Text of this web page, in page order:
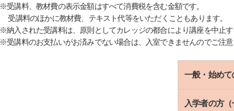
※受講料、教材費の表示金額はすべて消費税を含む金額です。
受講料のほかに教材費、テキスト代等をいただくこともあります。
※納入された受講料は、原則としてカレッジの都合により講座を中止
※受講料のお支払いがお済みでない場合は、入室できませんのでご注意
一般・始めて
入学者の方（